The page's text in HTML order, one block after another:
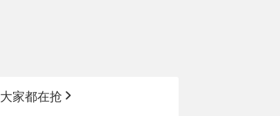
大家都在抢